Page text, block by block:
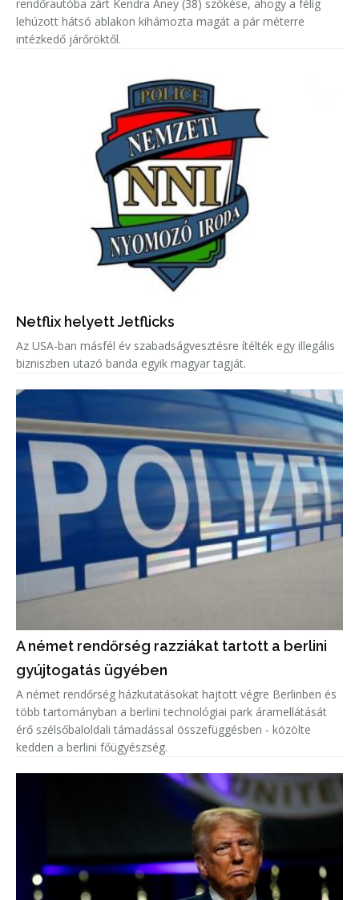
rendőrautóba zárt Kendra Aney (38) szökése, ahogy a félig
lehúzott hátsó ablakon kihámozta magát a pár méterre
intézkedő járőröktől.
Netflix helyett Jetflicks
Az USA-ban másfél év szabadságvesztésre ítélték egy illegális
bizniszben utazó banda egyik magyar tagját.
A német rendőrség razziákat tartott a berlini
gyújtogatás ügyében
A német rendőrség házkutatásokat hajtott végre Berlinben és
több tartományban a berlini technológiai park áramellátását
érő szélsőbaloldali támadással összefüggésben - közölte
kedden a berlini főügyészség.